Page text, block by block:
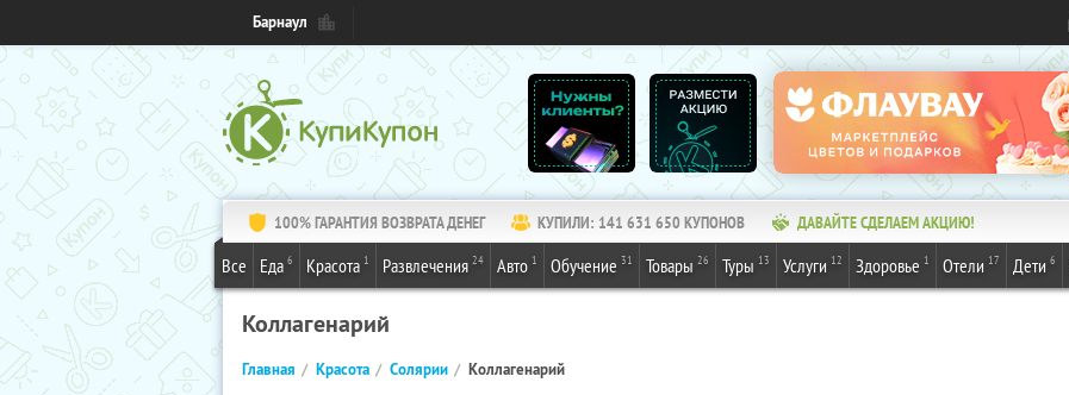
Барнаул
100% ГАРАНТИЯ ВОЗВРАТА ДЕНЕГ КУПИЛИ: 141 631 652КУПОНОВ ДАВАЙТЕ СДЕЛАЕМ АКЦИЮ!
Все Еда 6 Красота 1 Развлечения 24 Авто 1 Обучение 31 Товары 26 Туры 13 Услуги 12 Здоровье 1 Отели 17 Дети 6
Коллагенарий
Главная Красота Солярии Коллагенарий